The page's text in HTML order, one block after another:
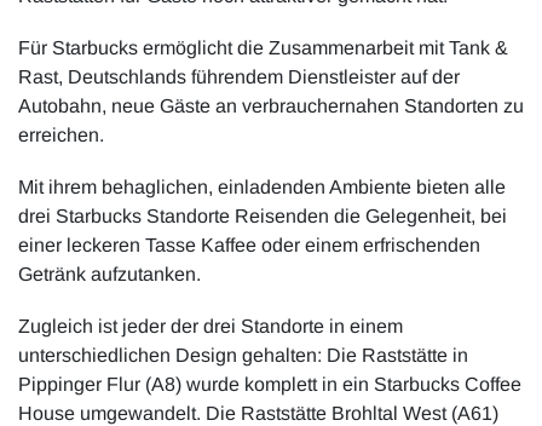
Für Starbucks ermöglicht die Zusammenarbeit mit Tank &
Rast, Deutschlands führendem Dienstleister auf der
Autobahn, neue Gäste an verbrauchernahen Standorten zu
erreichen.
Mit ihrem behaglichen, einladenden Ambiente bieten alle
drei Starbucks Standorte Reisenden die Gelegenheit, bei
einer leckeren Tasse Kaffee oder einem erfrischenden
Getränk aufzutanken.
Zugleich ist jeder der drei Standorte in einem
unterschiedlichen Design gehalten: Die Raststätte in
Pippinger Flur (A8) wurde komplett in ein Starbucks Coffee
House umgewandelt. Die Raststätte Brohltal West (A61)